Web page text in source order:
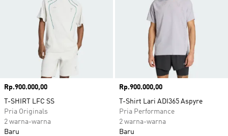
Harga
Rp.900.000,00
T-SHIRT LFC SS
Pria Originals
2 warna-warna
Baru
Harga
Rp.900.000,00
T-Shirt Lari ADI365 Aspyre
Pria Performance
2 warna-warna
Baru